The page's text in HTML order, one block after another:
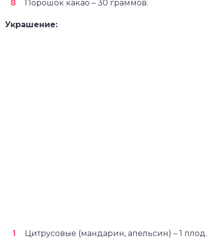
Порошок какао – 30 граммов.
Украшение:
Цитрусовые (мандарин, апельсин) – 1 плод.